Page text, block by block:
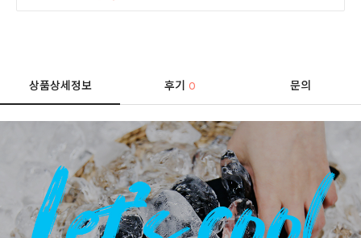
상품상세정보 후기0 문의